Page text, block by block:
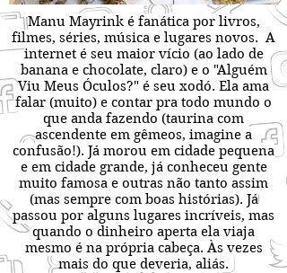
Manu Mayrink é fanática por livros,
filmes, séries, música e lugares novos. A
internet é seu maior vício (ao lado de
banana e chocolate, claro) e o "Alguém
Viu Meus Óculos?" é seu xodó. Ela ama
falar (muito) e contar pra todo mundo o
que anda fazendo (taurina com
ascendente em gêmeos, imagine a
confusão!). Já morou em cidade pequena
e em cidade grande, já conheceu gente
muito famosa e outras não tanto assim
(mas sempre com boas histórias). Já
passou por alguns lugares incríveis, mas
quando o dinheiro aperta ela viaja
mesmo é na própria cabeça. Às vezes
mais do que deveria, aliás.